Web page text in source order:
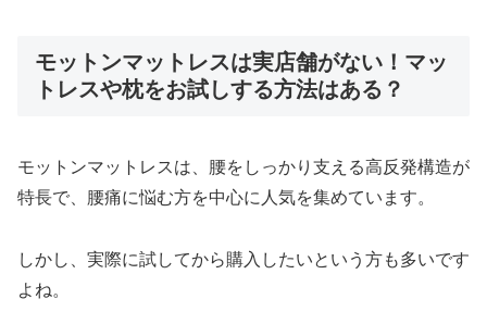
モットンマットレスは実店舗がない！マッ
トレスや枕をお試しする方法はある？
モットンマットレスは、腰をしっかり支える高反発構造が
特長で、腰痛に悩む方を中心に人気を集めています。
しかし、実際に試してから購入したいという方も多いです
よね。